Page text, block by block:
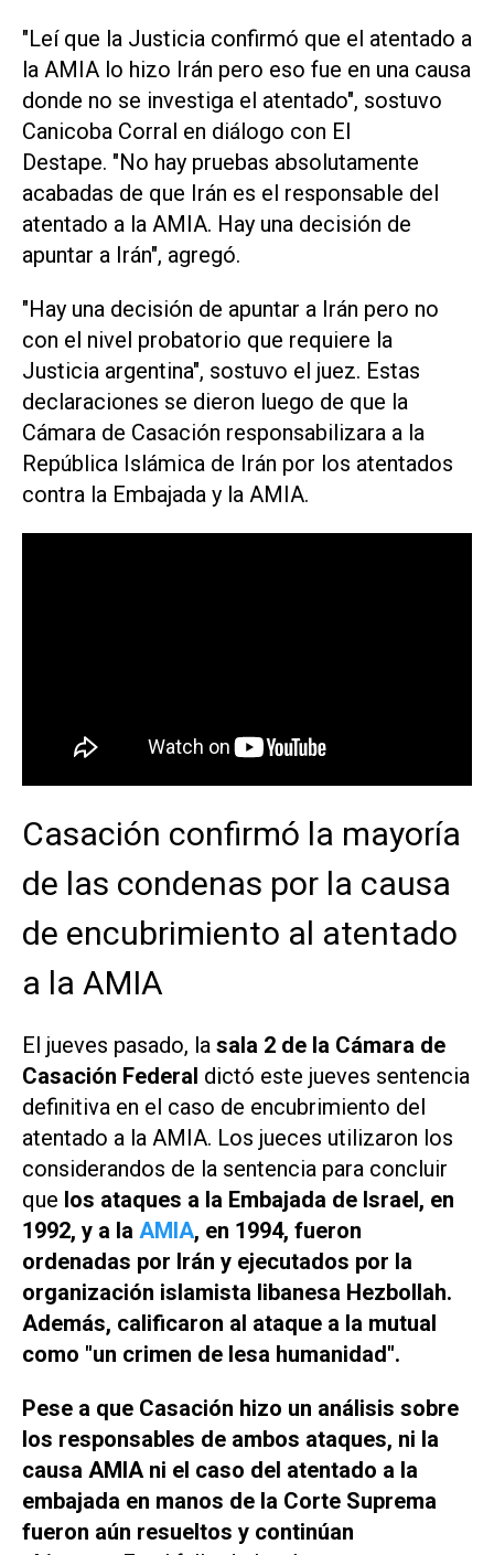
"Leí que la Justicia confirmó que el atentado a
la AMIA lo hizo Irán pero eso fue en una causa
donde no se investiga el atentado", sostuvo
Canicoba Corral en diálogo con El
Destape. "No hay pruebas absolutamente
acabadas de que Irán es el responsable del
atentado a la AMIA. Hay una decisión de
apuntar a Irán", agregó.
"Hay una decisión de apuntar a Irán pero no
con el nivel probatorio que requiere la
Justicia argentina", sostuvo el juez. Estas
declaraciones se dieron luego de que la
Cámara de Casación responsabilizara a la
República Islámica de Irán por los atentados
contra la Embajada y la AMIA.
Casación confirmó la mayoría
de las condenas por la causa
de encubrimiento al atentado
a la AMIA
El jueves pasado, la sala 2 de la Cámara de
Casación Federal dictó este jueves sentencia
definitiva en el caso de encubrimiento del
atentado a la AMIA. Los jueces utilizaron los
considerandos de la sentencia para concluir
que los ataques a la Embajada de Israel, en
1992, y a la AMIA, en 1994, fueron
ordenadas por Irán y ejecutados por la
organización islamista libanesa Hezbollah.
Además, calificaron al ataque a la mutual
como "un crimen de lesa humanidad".
Pese a que Casación hizo un análisis sobre
los responsables de ambos ataques, ni la
causa AMIA ni el caso del atentado a la
embajada en manos de la Corte Suprema
fueron aún resueltos y continúan